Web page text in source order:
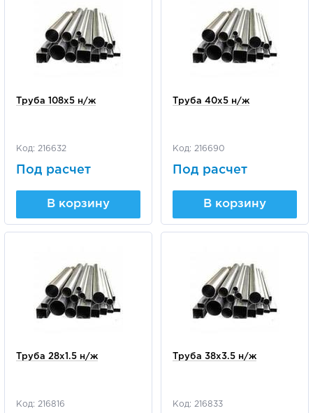
Труба 108х5 н/ж
Код: 216632
Под расчет
В корзину
Труба 40х5 н/ж
Код: 216690
Под расчет
В корзину
Труба 28х1.5 н/ж
Код: 216816
Труба 38х3.5 н/ж
Код: 216833